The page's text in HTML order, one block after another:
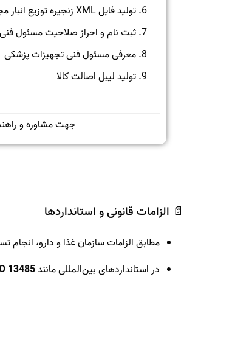
تولید فایل XML زنجیره توزیع انبار مجازی
ثبت نام و احراز صلاحیت مسئول فنی
معرفی مسئول فنی تجهیزات پزشکی
تولید لیبل اصالت کالا
جهت مشاوره و راهنمایی در
📄 الزامات قانونی و استانداردها
مطابق الزامات سازمان غذا و دارو،
در استانداردهای بین‌المللی مانند13485